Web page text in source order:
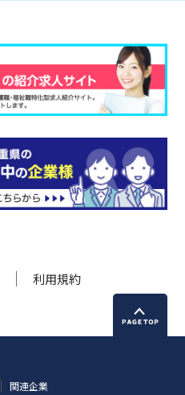
利用規約
関連企業